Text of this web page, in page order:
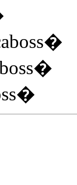
�
�
�